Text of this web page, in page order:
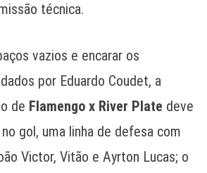
técnica.
vazios e encarar os
por Eduardo Coudet, a
de Flamengo x River Plate deve
gol, uma linha de defesa com
Victor, Vitão e Ayrton Lucas; o